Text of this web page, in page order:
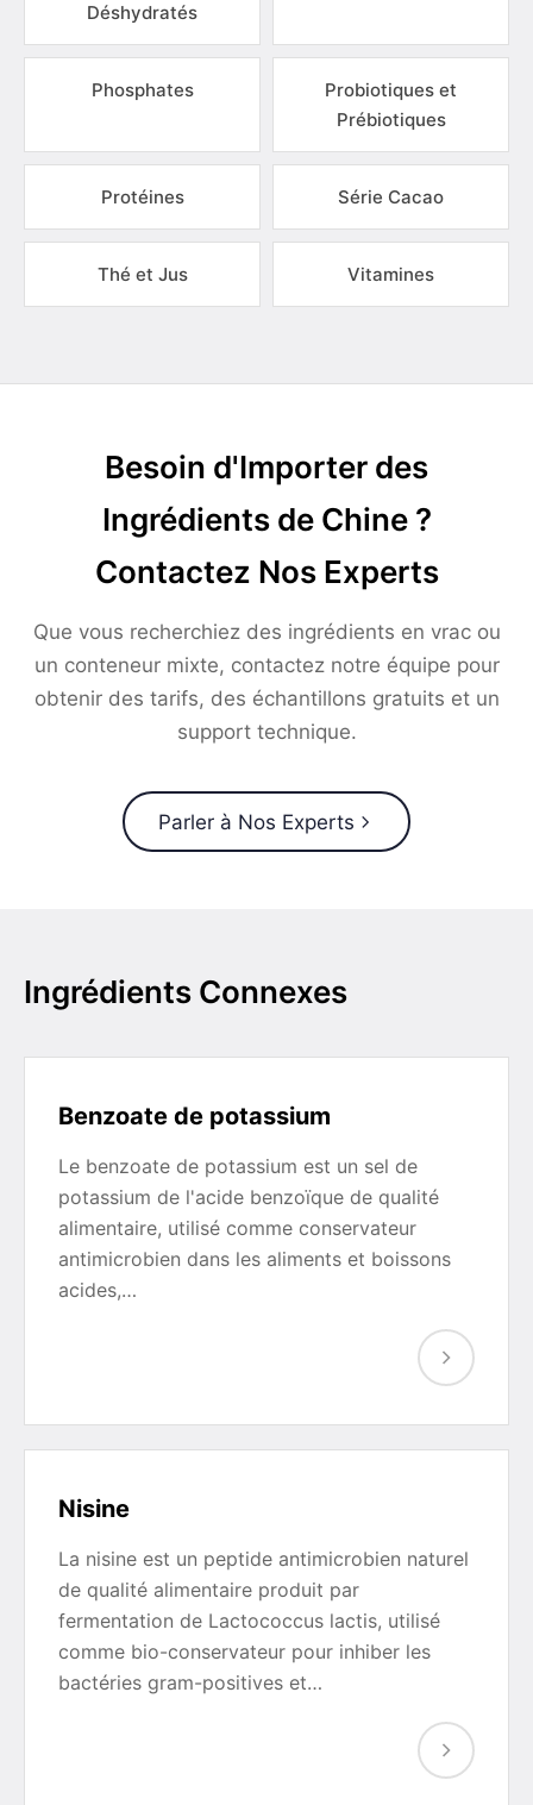
Déshydratés
Phosphates
Probiotiques et
Prébiotiques
Protéines Série Cacao
Thé et Jus Vitamines
Besoin d'Importer des
Ingrédients de Chine ?
Contactez Nos Experts
Que vous recherchiez des ingrédients en vrac ou
un conteneur mixte, contactez notre équipe pour
obtenir des tarifs, des échantillons gratuits et un
support technique.
Parler à Nos Experts
Ingrédients Connexes
Benzoate de potassium
Le benzoate de potassium est un sel de
potassium de l'acide benzoïque de qualité
alimentaire, utilisé comme conservateur
antimicrobien dans les aliments et boissons
acides,…
Nisine
La nisine est un peptide antimicrobien naturel
de qualité alimentaire produit par
fermentation de Lactococcus lactis, utilisé
comme bio-conservateur pour inhiber les
bactéries gram-positives et…